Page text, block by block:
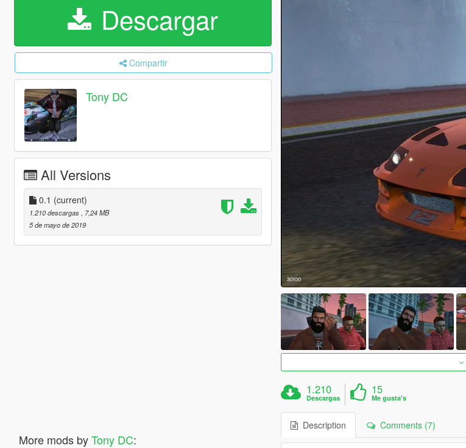
Descargar
Compartir
Tony DC
All Versions
0.1 (current)
1.210 descargas
, 7,24 MB
5 de mayo de 2019
More mods byTony DC:
1.210
Descargas
15
Me gusta's
Description Comments (7)